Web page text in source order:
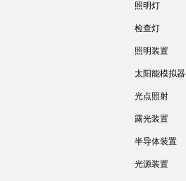
照明灯
检查灯
照明装置
太阳能模拟器
光点照射
露光装置
半导体装置
光源装置